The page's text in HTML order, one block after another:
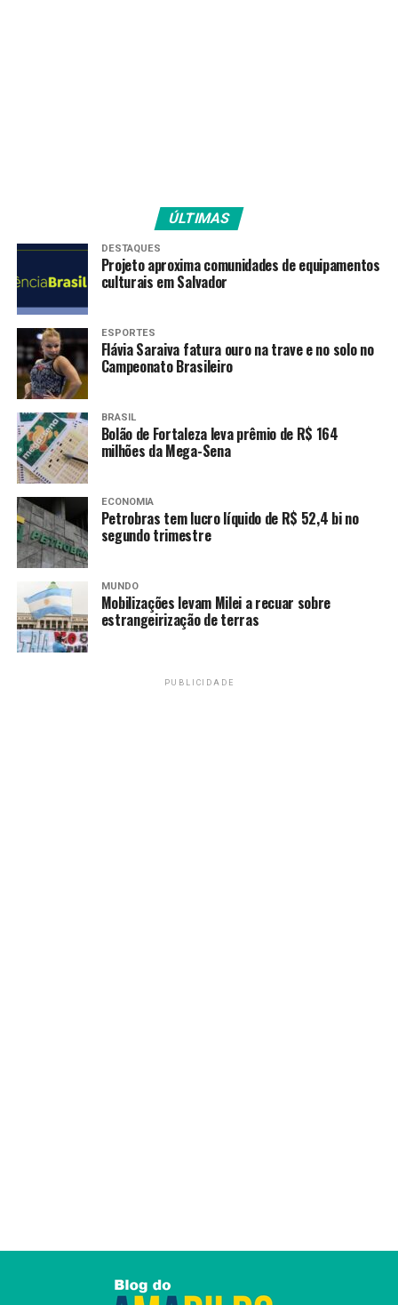
ÚLTIMAS
DESTAQUES
Projeto aproxima comunidades de equipamentos
culturais em Salvador
ESPORTES
Flávia Saraiva fatura ouro na trave e no solo no
Campeonato Brasileiro
BRASIL
Bolão de Fortaleza leva prêmio de R$ 164
milhões da Mega-Sena
ECONOMIA
Petrobras tem lucro líquido de R$ 52,4 bi no
segundo trimestre
MUNDO
Mobilizações levam Milei a recuar sobre
estrangeirização de terras
PUBLICIDADE